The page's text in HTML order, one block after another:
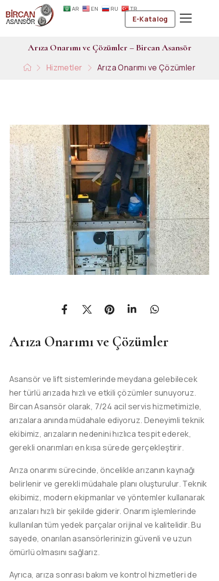
AR EN RU TR
E-Katalog
Arıza Onarımı ve Çözümler – Bircan Asansör
Hizmetler
Arıza Onarımı ve Çözümler
Arıza Onarımı ve Çözümler
Asansör ve lift sistemlerinde meydana gelebilecek
her türlü arızada hızlı ve etkili çözümler sunuyoruz.
Bircan Asansör olarak, 7/24 acil servis hizmetimizle,
arızalara anında müdahale ediyoruz. Deneyimli teknik
ekibimiz, arızaların nedenini hızlıca tespit ederek,
gerekli onarımları en kısa sürede gerçekleştirir.
Arıza onarımı sürecinde, öncelikle arızanın kaynağı
belirlenir ve gerekli müdahale planı oluşturulur. Teknik
ekibimiz, modern ekipmanlar ve yöntemler kullanarak
arızaları hızlı bir şekilde giderir. Onarım işlemlerinde
kullanılan tüm yedek parçalar orijinal ve kalitelidir. Bu
sayede, onarılan asansörlerinizin güvenli ve uzun
ömürlü olmasını sağlarız.
Ayrıca, arıza sonrası bakım ve kontrol hizmetleri de